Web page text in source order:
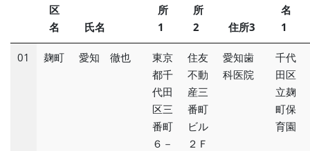
区
名
氏名
所
1
所
2
住所3
名
1
01 麹町 愛知 徹也
東京
都千
代田
区三
番町
６－
住友
不動
産三
番町
ビル
２Ｆ
愛知歯
科医院
千代
田区
立麹
町保
育園